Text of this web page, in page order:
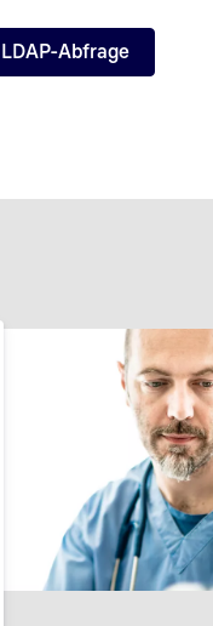
Abfrage